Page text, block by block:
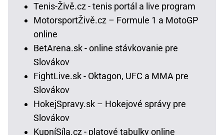
Tenis-Živě.cz - tenis portál a live program
MotorsportŽivě.cz – Formule 1 a MotoGP
online
BetArena.sk - online stávkovanie pre
Slovákov
FightLive.sk - Oktagon, UFC a MMA pre
Slovákov
HokejSpravy.sk – Hokejové správy pre
Slovákov
KupníSíla.cz - platové tabulky online